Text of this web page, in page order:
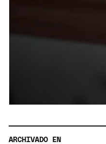
ARCHIVADO EN